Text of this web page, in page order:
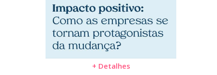
+ Detalhes